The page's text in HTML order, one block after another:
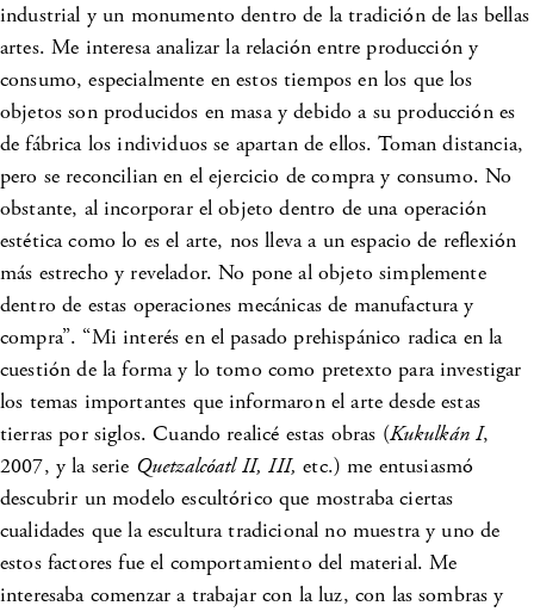
industrial y un monumento dentro de la tradición de las bellas
artes. Me interesa analizar la relación entre producción y
consumo, especialmente en estos tiempos en los que los
objetos son producidos en masa y debido a su producción es
de fábrica los individuos se apartan de ellos. Toman distancia,
pero se reconcilian en el ejercicio de compra y consumo. No
obstante, al incorporar el objeto dentro de una operación
estética como lo es el arte, nos lleva a un espacio de reflexión
más estrecho y revelador. No pone al objeto simplemente
dentro de estas operaciones mecánicas de manufactura y
compra”. “Mi interés en el pasado prehispánico radica en la
cuestión de la forma y lo tomo como pretexto para investigar
los temas importantes que informaron el arte desde estas
tierras por siglos. Cuando realicé estas obras (Kukulkán I,
2007, y la serie Quetzalcóatl II, III, etc.) me entusiasmó
descubrir un modelo escultórico que mostraba ciertas
cualidades que la escultura tradicional no muestra y uno de
estos factores fue el comportamiento del material. Me
interesaba comenzar a trabajar con la luz, con las sombras y